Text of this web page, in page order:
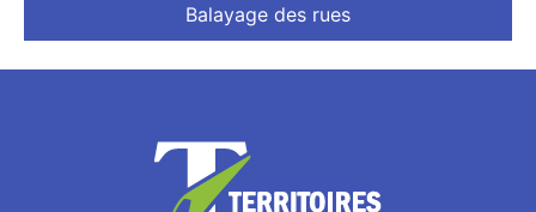
Balayage des rues